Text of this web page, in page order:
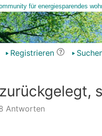
Registrieren
Antworten